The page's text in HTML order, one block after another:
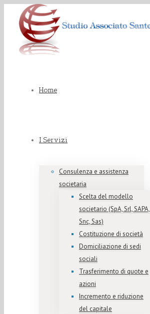
Home
I Servizi
Consulenza e assistenza
societaria
Scelta del modello
societario (SpA, Srl, SAPA,
Snc, Sas)
Costituzione di società
Domiciliazione di sedi
sociali
Trasferimento di quote e
azioni
Incremento e riduzione
del capitale